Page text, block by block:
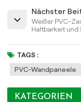
Nächster
Weißer PVC-
Haltbarkeit und
TAGS :
PVC-Wandpaneele
KATEGORIEN